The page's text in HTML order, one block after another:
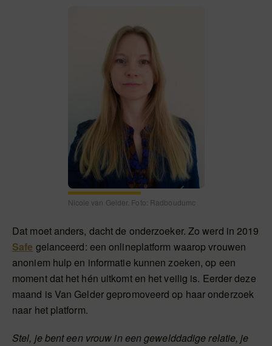
Nicole van Gelder. Foto: Radboudumc
Dat moet anders, dacht de onderzoeker. Zo werd in 2019
Safe gelanceerd: een onlineplatform waarop vrouwen
anoniem hulp en informatie kunnen zoeken, op een
moment dat het hén uitkomt en het veilig is. Eerder deze
maand is Van Gelder gepromoveerd op haar onderzoek
naar het platform.
Stel, je bent een vrouw in een gewelddadige relatie, je